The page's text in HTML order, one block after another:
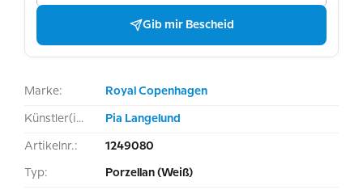
Gib mir Bescheid
Marke: Royal Copenhagen
Künstler(in): Pia Langelund
Artikelnr.: 1249080
Typ: Porzellan (Weiß)